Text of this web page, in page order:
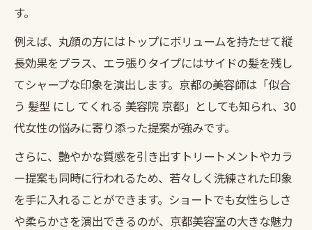
す。
例えば、丸顔の方にはトップにボリュームを持たせて縦
長効果をプラス、エラ張りタイプにはサイドの髪を残し
てシャープな印象を演出します。京都の美容師は「似合
う 髪型 にし てくれる 美容院 京都」としても知られ、30
代女性の悩みに寄り添った提案が強みです。
さらに、艶やかな質感を引き出すトリートメントやカラ
ー提案も同時に行われるため、若々しく洗練された印象
を手に入れることができます。ショートでも女性らしさ
や柔らかさを演出できるのが、京都美容室の大きな魅力